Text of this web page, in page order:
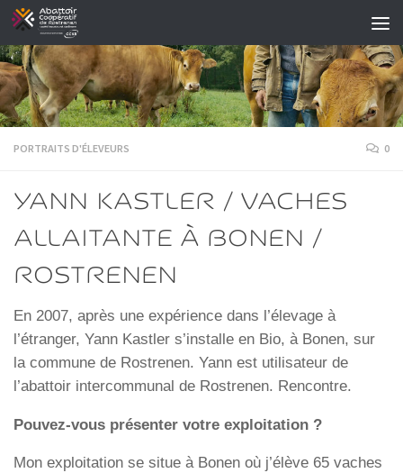
Skip to content
PORTRAITS D'ÉLEVEURS 0
YANN KASTLER / VACHES
ALLAITANTE À BONEN /
ROSTRENEN
En 2007, après une expérience dans l’élevage à
l’étranger, Yann Kastler s’installe en Bio, à Bonen, sur
la commune de Rostrenen. Yann est utilisateur de
l’abattoir intercommunal de Rostrenen. Rencontre.
Pouvez-vous présenter votre exploitation ?
Mon exploitation se situe à Bonen où j’élève 65 vaches